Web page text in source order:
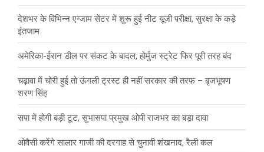
देशभर के विभिन्न एग्जाम सेंटर में शुरू हुई नीट यूजी परीक्षा, सुरक्षा के कड़े
इंतजाम
अमेरिका-ईरान डील पर संकट के बादल, होर्मुज स्ट्रेट फिर पूरी तरह बंद
चढ़ावा में चोरी हुई तो ऊंगली ट्रस्ट ही नहीं सरकार की तरफ – बृजभूषण
शरण सिंह
सपा में होगी बड़ी टूट, सुभासपा प्रमुख ओपी राजभर का बड़ा दावा
ओवैसी करेंगे सालार गाजी की दरगाह से चुनावी शंखनाद, रैली कल